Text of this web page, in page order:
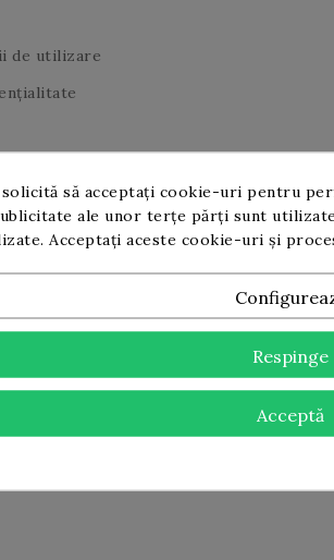
de utilizare
Digitalizarea IMM-urilor, ediția 2023
începere implementare proiect PNRR
finalizare implementare proiect
solicită să acceptați cookie-uri pentru
ale unor terțe părți sunt
Acceptați aceste cookie-uri și
Respinge
Acceptă